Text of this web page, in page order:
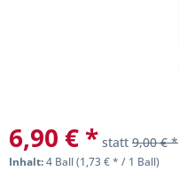
6,90 € * statt 9,00 € *
Inhalt:4 Ball (1,73 € * / 1 Ball)